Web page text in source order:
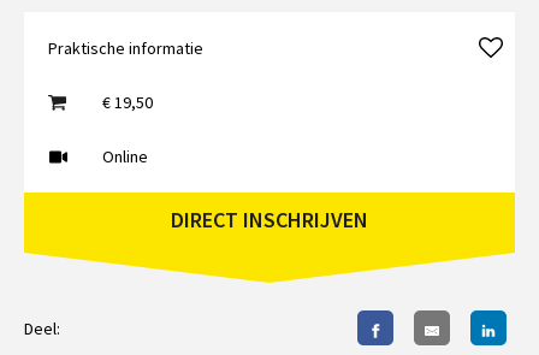
Praktische informatie
€ 19,50
Online
DIRECT INSCHRIJVEN
Deel: